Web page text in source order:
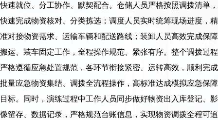
快速就位、分工协作、默契配合。仓储人员严格按照调拨清单，
快速完成物资核对、分类拣选；调度人员实时统筹现场进度，精
准对接物资需求、运输车辆和配送路线；装卸人员高效完成保障
搬运、装车固定工作，全程操作规范、紧张有序。整个调拨过程
严格遵循应急处置规范，各环节衔接紧密、运转高效，顺利完成
批量应急物资集结、调拨全流程操作，高标准达成模拟应急保障
目标。同时，演练过程中工作人员同步做好物资出入库登记、影
像留存、数据记录，严格规范台账信息，实现物资调拨全程可追